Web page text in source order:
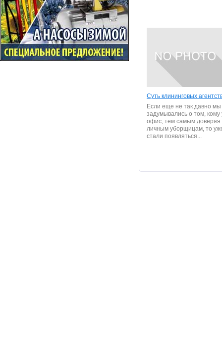
Суть клининговых
Если еще не так давно
задумывались о том, кому
офис, тем самым доверяя
личным уборщицам, то
стали появляться...